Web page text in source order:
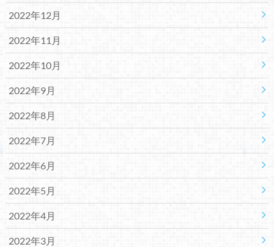
2022年12月
2022年11月
2022年10月
2022年9月
2022年8月
2022年7月
2022年6月
2022年5月
2022年4月
2022年3月